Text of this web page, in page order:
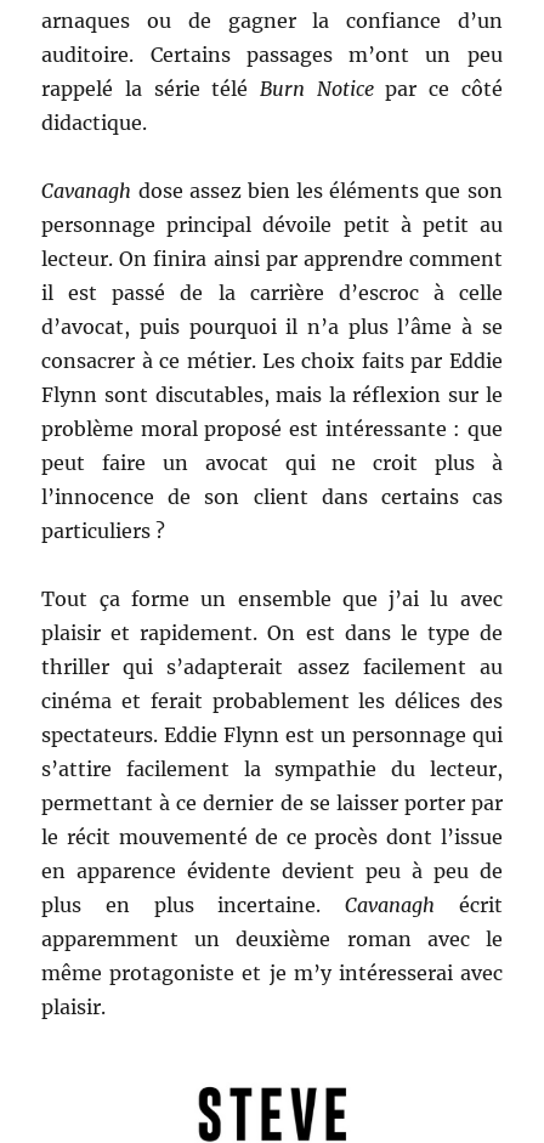
arnaques ou de gagner la confiance d’un
auditoire. Certains passages m’ont un peu
rappelé la série télé Burn Noticepar ce côté
didactique.
Cavanagh dose assez bien les éléments que son
personnage principal dévoile petit à petit au
lecteur. On finira ainsi par apprendre comment
il est passé de la carrière d’escroc à celle
d’avocat, puis pourquoi il n’a plus l’âme à se
consacrer à ce métier. Les choix faits par Eddie
Flynn sont discutables, mais la réflexion sur le
problème moral proposé est intéressante : que
peut faire un avocat qui ne croit plus à
l’innocence de son client dans certains cas
particuliers ?
Tout ça forme un ensemble que j’ai lu avec
plaisir et rapidement. On est dans le type de
thriller qui s’adapterait assez facilement au
cinéma et ferait probablement les délices des
spectateurs. Eddie Flynn est un personnage qui
s’attire facilement la sympathie du lecteur,
permettant à ce dernier de se laisser porter par
le récit mouvementé de ce procès dont l’issue
en apparence évidente devient peu à peu de
plus en plus incertaine. Cavanagh écrit
apparemment un deuxième roman avec le
même protagoniste et je m’y intéresserai avec
plaisir.